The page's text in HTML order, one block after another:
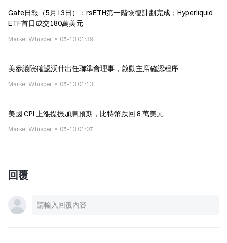
Gate日報（5月13日）：rsETH第一階恢復計劃完成；Hyperliquid
ETF首日成交180萬美元
Market Whisper 05-13 01:39
美參議院確認沃什出任聯準會理事，啟動主席確認程序
Market Whisper 05-13 01:13
美國 CPI 上漲提振加息預期，比特幣跌回 8 萬美元
Market Whisper 05-13 01:07
回覆